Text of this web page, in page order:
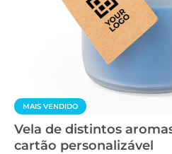
MAIS VENDIDO
Vela de distintos
cartão personalizável